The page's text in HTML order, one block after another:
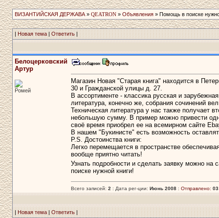
ВИЗАНТИЙСКАЯ ДЕРЖАВА» QEATRON» Объявления» Помощь в поиске
| Новая тема|Ответить|
Белоцерковский
Артур
Ромей
Магазин Новая "Старая книга" находится в
30 и Гражданской улицы д. 27.
В ассортименте - классика русская и
литература, конечно же, собрания сочинений
Техническая литература у нас также получает
небольшую сумму. В пример можно привести
своё время приобрел ее на всемирном сайте
В нашем "Букинисте" есть возможность
P.S. Достоинства книги:
Легко перемещается в пространстве
вообще приятно читать!
Узнать подробности и сделать заявку можно на
поиске нужной книги!
Всего записей: 2 : Дата рег-ции: Июнь 2008: Отправлено:
| Новая тема|Ответить|